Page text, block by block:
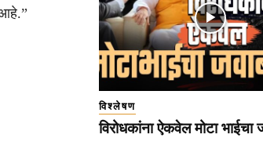
आहे.”
विश्लेषण
विरोधकांना ऐकवेल मोटा भाईचा